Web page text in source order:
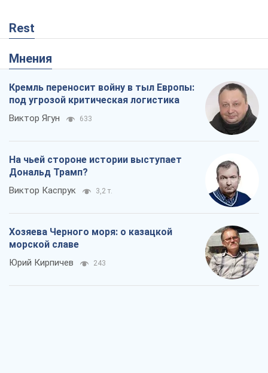
Rest
Мнения
Кремль переносит войну в тыл Европы:
под угрозой критическая логистика
Виктор Ягун 633
На чьей стороне истории выступает
Дональд Трамп?
Виктор Каспрук 3,2 т.
Хозяева Черного моря: о казацкой
морской славе
Юрий Кирпичев 243